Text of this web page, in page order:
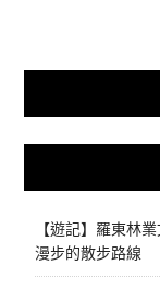
【遊記】羅東林
漫步的散步路線